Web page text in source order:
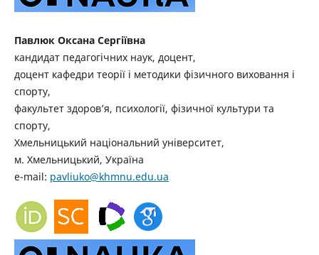
Павлюк Оксана Сергіївна
кандидат педагогічних наук, доцент,
доцент кафедри теорії і методики фізичного виховання і
спорту,
факультет здоров’я, психології, фізичної культури та
спорту,
Хмельницький національний університет,
м. Хмельницький, Україна
e-mail: pavliuko@khmnu.edu.ua